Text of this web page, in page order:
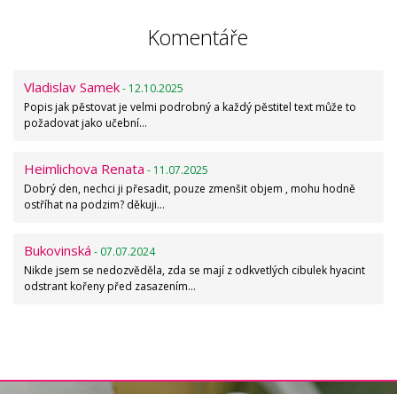
Komentáře
Vladislav Samek- 12.10.2025
Popis jak pěstovat je velmi podrobný a každý pěstitel text může to
požadovat jako učební…
Heimlichova Renata - 11.07.2025
Dobrý den, nechci ji přesadit, pouze zmenšit objem , mohu hodně
ostříhat na podzim? děkuji…
Bukovinská - 07.07.2024
Nikde jsem se nedozvěděla, zda se mají z odkvetlých cibulek hyacint
odstrant kořeny před zasazením…